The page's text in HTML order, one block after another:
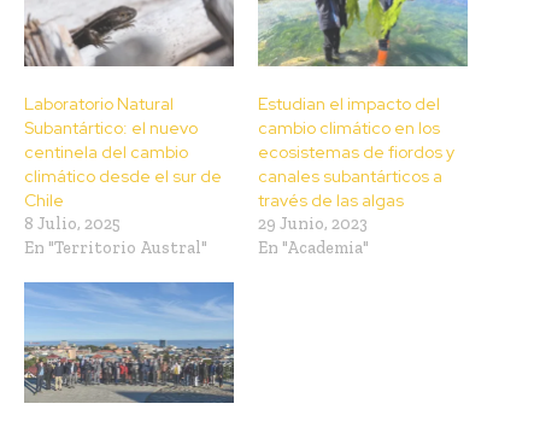
Laboratorio Natural
Subantártico: el nuevo
centinela del cambio
climático desde el sur de
Chile
8 Julio, 2025
En "Territorio Austral"
Estudian el impacto del
cambio climático en los
ecosistemas de fiordos y
canales subantárticos a
través de las algas
29 Junio, 2023
En "Academia"